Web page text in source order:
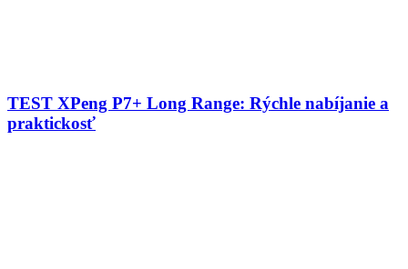
TEST XPeng P7+ Long Range: Rýchle nabíjanie a
praktickosť